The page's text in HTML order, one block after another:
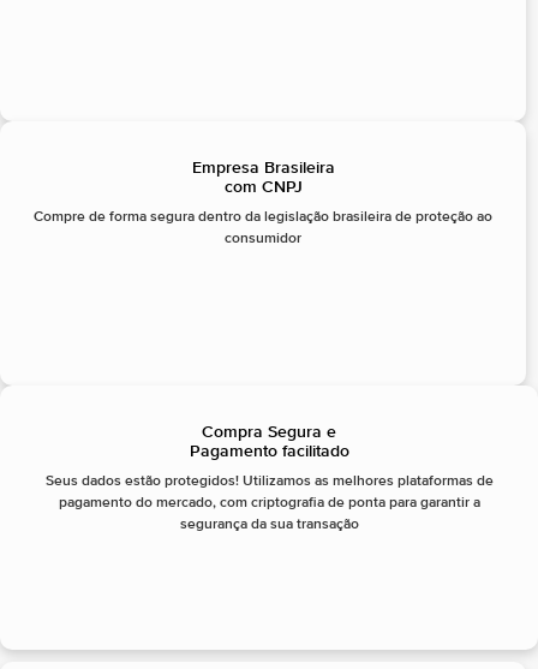
Empresa Brasileira
com CNPJ
Compre de forma segura dentro da legislação brasileira de proteção ao
consumidor
Compra Segura e
Pagamento facilitado
Seus dados estão protegidos! Utilizamos as melhores plataformas de
pagamento do mercado, com criptografia de ponta para garantir a
segurança da sua transação